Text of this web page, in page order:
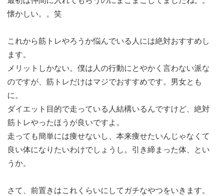
懐かしい。。笑
これから筋トレやろうか悩んでいる人には絶対おすすめし
ます。
メリットしかない。僕は人の行動にとやかく言わない派な
のですが、筋トレだけはマジでおすすめです。男女とも
に。
ダイエット目的で走っている人結構いるんですけど、絶対
筋トレやったほうが良いですよ。
走っても簡単には痩せないし、本来痩せたいんじゃなくて
良い体になりたいわけでしょうし。引き締まった体、とい
うか。
さて、前置きはこれくらいにしてガチなやつをいきます。